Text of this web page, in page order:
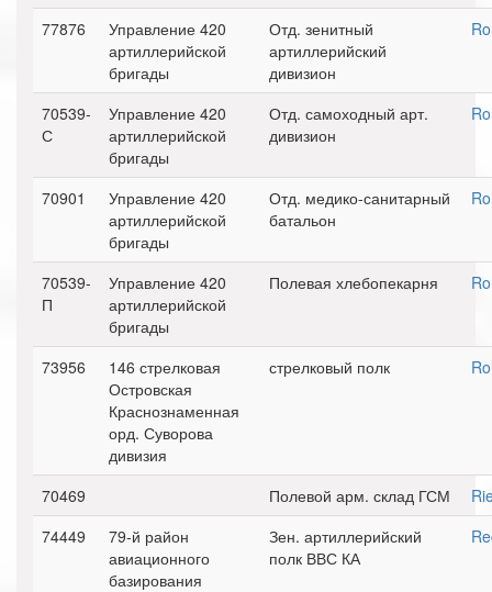
77876
Управление 420
артиллерийской
бригады
Отд. зенитный
артиллерийский
дивизион
70539-
С
Управление 420
артиллерийской
бригады
Отд. самоходный арт.
дивизион
70901
Управление 420
артиллерийской
бригады
Отд. медико-санитарный
батальон
70539-
П
Управление 420
артиллерийской
бригады
Полевая хлебопекарня
73956
146 стрелковая
Островская
Краснознаменная
орд. Суворова
дивизия
стрелковый полк
70469 Полевой арм. склад ГСМ
74449
79-й район
авиационного
базирования
Зен. артиллерийский
полк ВВС КА